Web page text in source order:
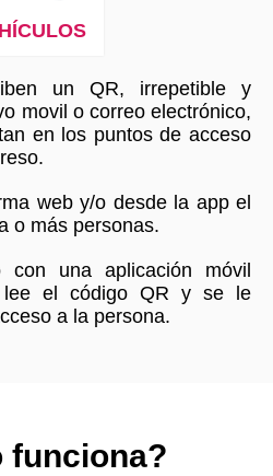
un QR, irrepetible y
movil o correo electrónico,
en los puntos de acceso
web y/o desde la app el
o más personas.
una aplicación móvil
lee el código QR y se le
a la persona.
funciona?